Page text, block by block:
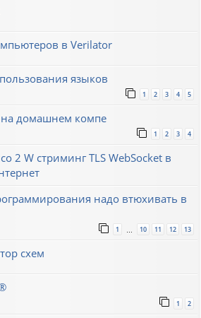
в Verilator
языков
1 2 3 4 5
на домашнем компе
1 2 3 4
2 W стриминг TLS WebSocket в
надо втюхивать в
1 … 10 11 12 13
схем
1 2